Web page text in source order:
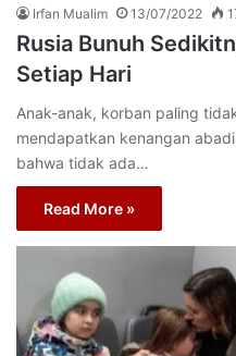
Irfan Mualim 13/07/2022
Rusia Bunuh
Setiap Hari
Anak-anak, korban paling
mendapatkan kenangan
bahwa tidak ada…
Read More »